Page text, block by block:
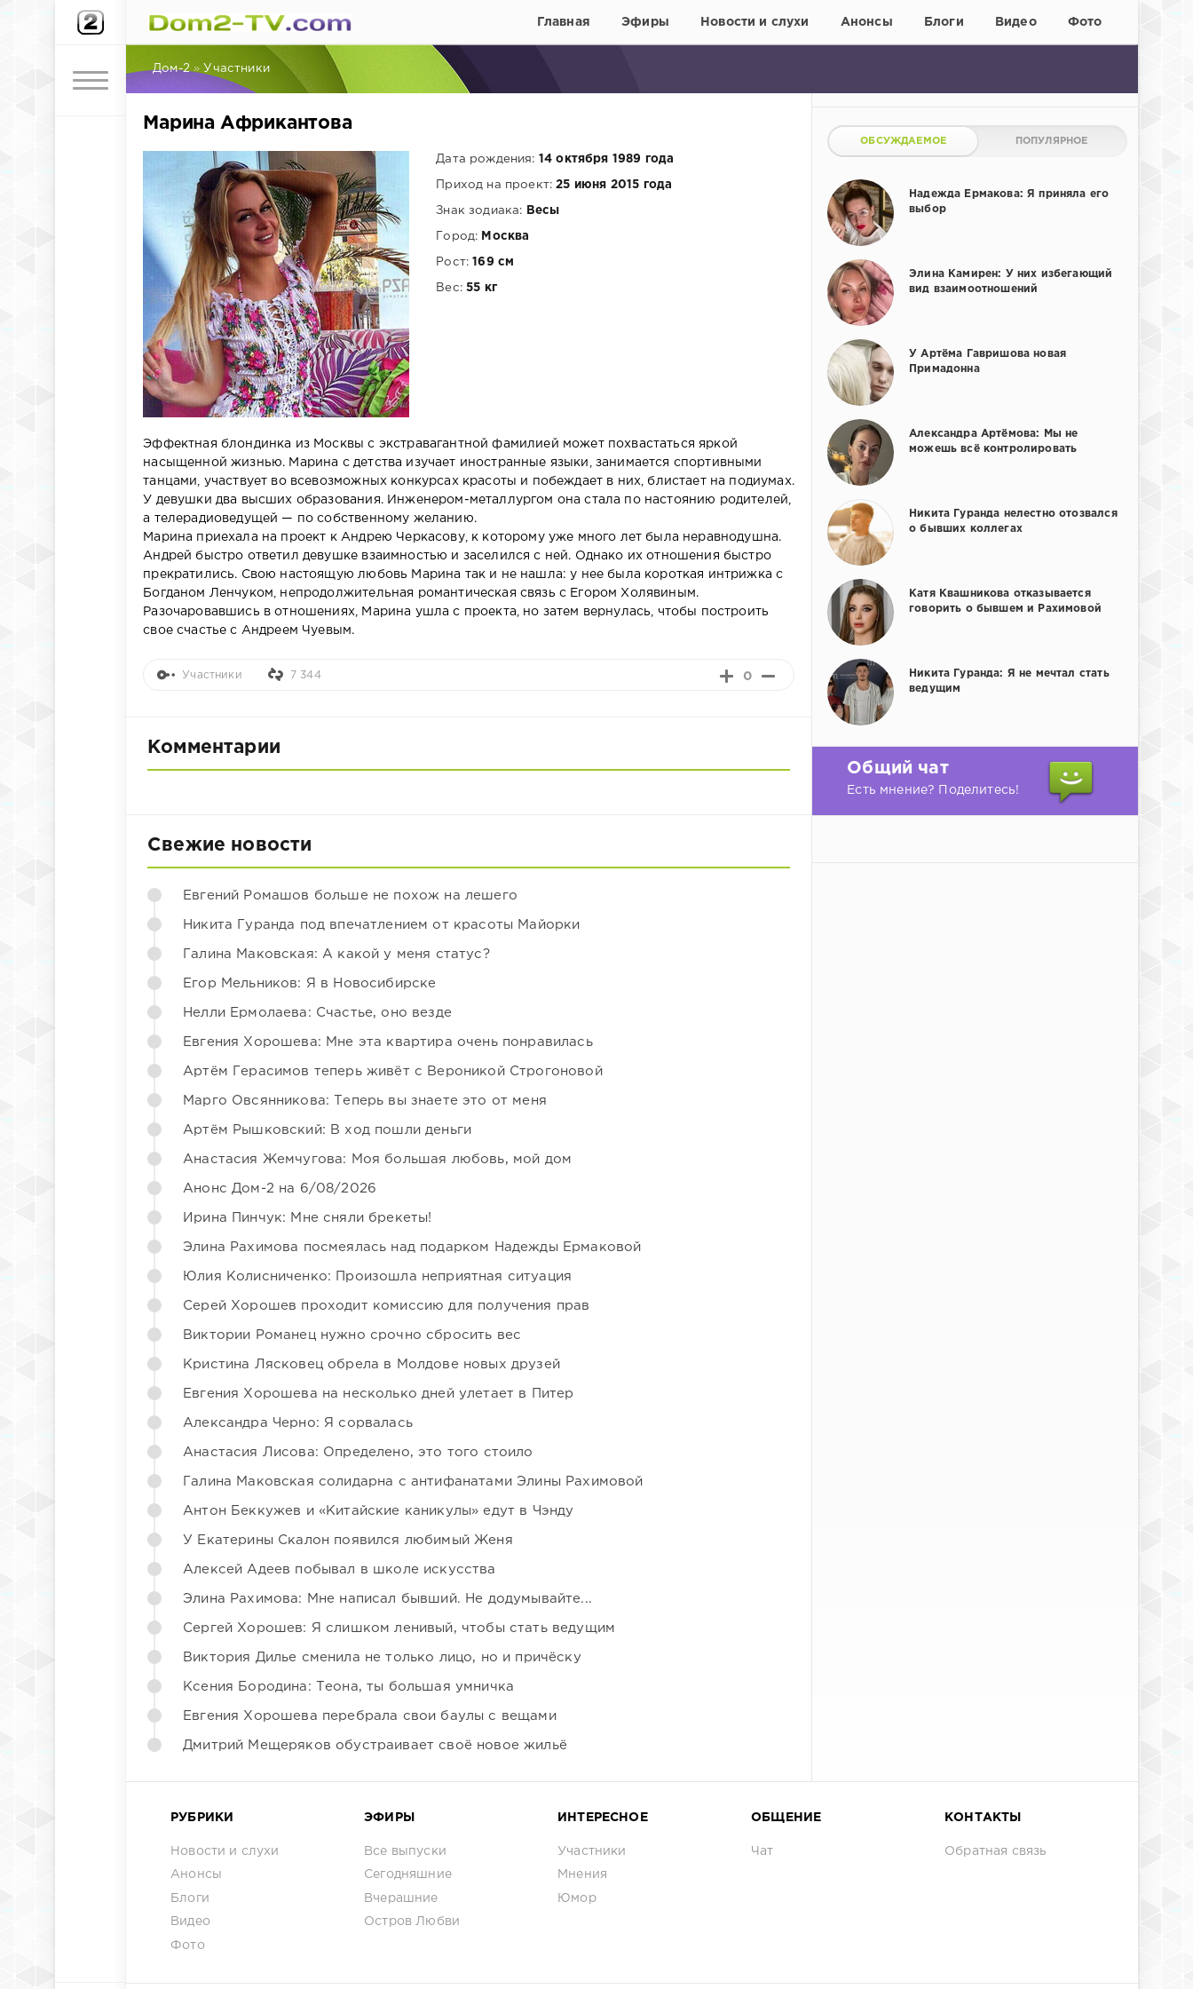
Главная Эфиры Новости и слухи Анонсы Блоги Видео Фото
Дом-2 » Участники
Марина Африкантова
Дата рождения: 14 октября 1989 года
Приход на проект:25 июня 2015 года
Знак зодиака: Весы
Город: Москва
Рост:169 см
Вес:55 кг
Эффектная блондинка из Москвы с экстравагантной фамилией может похвастаться яркой
насыщенной жизнью. Марина с детства изучает иностранные языки, занимается спортивными
танцами, участвует во всевозможных конкурсах красоты и побеждает в них, блистает на подиумах.
У девушки два высших образования. Инженером-металлургом она стала по настоянию родителей,
а телерадиоведущей — по собственному желанию.
Марина приехала на проект к Андрею Черкасову, к которому уже много лет была неравнодушна.
Андрей быстро ответил девушке взаимностью и заселился с ней. Однако их отношения быстро
прекратились. Свою настоящую любовь Марина так и не нашла: у нее была короткая интрижка с
Богданом Ленчуком, непродолжительная романтическая связь с Егором Холявиным.
Разочаровавшись в отношениях, Марина ушла с проекта, но затем вернулась, чтобы построить
свое счастье с Андреем Чуевым.
0
Участники 7 344
Комментарии
Свежие новости
Евгений Ромашов больше не похож на лешего
Никита Гуранда под впечатлением от красоты Майорки
Галина Маковская: А какой у меня статус?
Егор Мельников: Я в Новосибирске
Нелли Ермолаева: Счастье, оно везде
Евгения Хорошева: Мне эта квартира очень понравилась
Артём Герасимов теперь живёт с Вероникой Строгоновой
Марго Овсянникова: Теперь вы знаете это от меня
Артём Рышковский: В ход пошли деньги
Анастасия Жемчугова: Моя большая любовь, мой дом
Анонс Дом-2 на 6/08/2026
Ирина Пинчук: Мне сняли брекеты!
Элина Рахимова посмеялась над подарком Надежды Ермаковой
Юлия Колисниченко: Произошла неприятная ситуация
Серей Хорошев проходит комиссию для получения прав
Виктории Романец нужно срочно сбросить вес
Кристина Лясковец обрела в Молдове новых друзей
Евгения Хорошева на несколько дней улетает в Питер
Александра Черно: Я сорвалась
Анастасия Лисова: Определено, это того стоило
Галина Маковская солидарна с антифанатами Элины Рахимовой
Антон Беккужев и «Китайские каникулы» едут в Чэнду
У Екатерины Скалон появился любимый Женя
Алексей Адеев побывал в школе искусства
Элина Рахимова: Мне написал бывший. Не додумывайте...
Сергей Хорошев: Я слишком ленивый, чтобы стать ведущим
Виктория Дилье сменила не только лицо, но и причёску
Ксения Бородина: Теона, ты большая умничка
Евгения Хорошева перебрала свои баулы с вещами
Дмитрий Мещеряков обустраивает своё новое жильё
ОБСУЖДАЕМОЕ ПОПУЛЯРНОЕ
Надежда Ермакова: Я приняла его
выбор
Элина Камирен: У них избегающий
вид взаимоотношений
У Артёма Гавришова новая
Примадонна
Александра Артёмова: Мы не
можешь всё контролировать
Никита Гуранда нелестно отозвался
о бывших коллегах
Катя Квашникова отказывается
говорить о бывшем и Рахимовой
Никита Гуранда: Я не мечтал стать
ведущим
Общий чат
Есть мнение? Поделитесь!
РУБРИКИ
Новости и слухи
Анонсы
Блоги
Видео
Фото
ЭФИРЫ
Все выпуски
Сегодняшние
Вчерашние
Остров Любви
ИНТЕРЕСНОЕ
Участники
Мнения
Юмор
ОБЩЕНИЕ
Чат
КОНТАКТЫ
Обратная связь